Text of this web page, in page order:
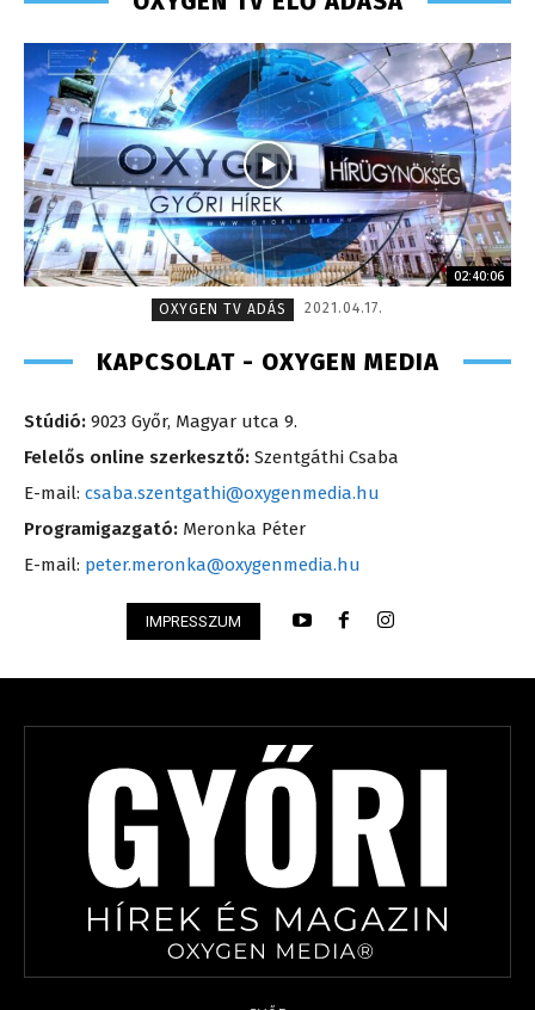
02:40:06
OXYGEN TV ADÁS
2021.04.17.
KAPCSOLAT - OXYGEN MEDIA
Stúdió: 9023 Győr, Magyar utca 9.
Felelős online szerkesztő: Szentgáthi Csaba
E-mail: csaba.szentgathi@oxygenmedia.hu
Programigazgató: Meronka Péter
E-mail: peter.meronka@oxygenmedia.hu
IMPRESSZUM